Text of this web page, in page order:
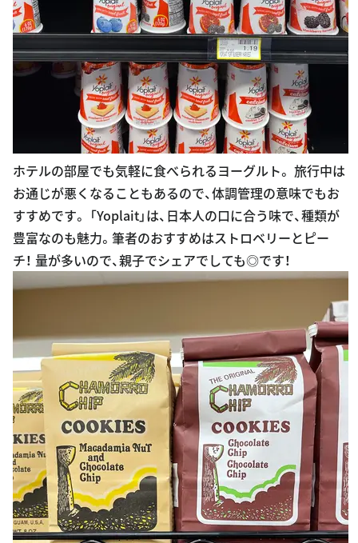
ホテルの部屋でも気軽に食べられるヨーグルト。 旅行中は
お通じが悪くなることもあるので、体調管理の意味でもお
すすめです。 「Yoplait」は、日本人の口に合う味で、種類が
豊富なのも魅力。筆者のおすすめはストロベリーとピー
チ！ 量が多いので、親子でシェアでしても◎です！